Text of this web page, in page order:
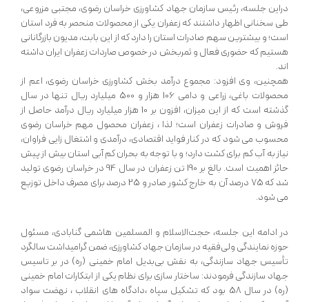
دراین جلسه، رئیس سازمان جهاد كشاورزی خراسان رضوی، مجتبی مزروعی،
طی سخنانی اظهار داشتند که زعفران یکی از محصولات منحصر به فرد استان
است؛ و بیشترین سهم صادرات استان را دارد که از این بابت، مدیون بازرگانانی
هستیم که حضوری فعال و ثمربخش در خصوص صاردات زعفران ایران داشته
اند.
همچنین، وی افزود: مجموع درآمد بخش کشاورزی خراسان رضوی، اعم از
محصولات باغی، زراعی و دامی 106 هزار و 500 میلیارد ریال تنها در سال
گذشته است که از این میزان، افزون بر 10 هزار میلیارد ریال درآمد حاصل از
فروش و صادرات زعفران است؛ لذا ، زعفران محصول مهم خراسان رضوی
محسوب می شود که در کنار فواید اقتصادی، درآمدی و اشتغال زایی فراوان،
نیاز به آب کم برای کشت دارد؛ و با توجه به بحران کم آبی استان بیش از پیش
حائز اهمیت است. بالغ بر 190 تن زعفران در سال 94 در خراسان رضوی تولید
شد که 75 درصد آن به خارج کشور صادر و 25 درصد برای مصرف داخل توزیع
می شود.
در ادامه این جلسه، حجت‌الاسلام و المسلمین هاشمی گنابادی، مسئول
حوزه نمایندگی ولی‌فقیه در سازمان جهاد کشاورزی، ضمن گرامیداشت سالگرد
تأسیس جهاد سازندگی، به نقش بی‌بدیل امام خمینی (ره) در بر تاسیس
جهاد سازندگی فرمودند: ساختار سازی برای نظام یكی از ابتكارات امام خمینی
(ره) در سال 58 بود كه تشكیل سپاه ،دادگاه های انقلاب ، نهضت سواد